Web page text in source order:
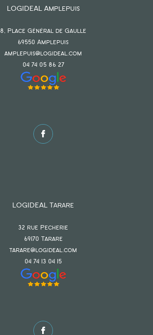
LOGIDEAL Amplepuis
8, Place Général de Gaulle
69550 amplepuis
amplepuis@logideal.com
04 74 05 86 27
LOGIDEAL Tarare
32 rue Pecherie
69170 tarare
tarare@logideal.com
04 74 13 04 15